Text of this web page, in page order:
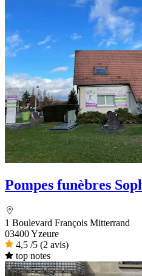
Pompes funèbres
1 Boulevard François Mitterrand
03400 Yzeure
4,5 /5 (2 avis)
top notes